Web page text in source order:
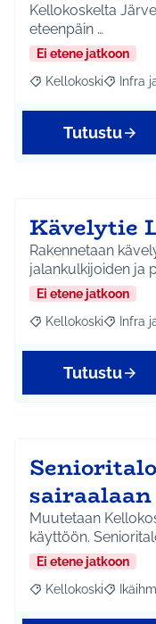
Kellokoskelta
eteenpäin …
Ei etene jatkoon
Rajaa tulokset
Kellokoski Rajaa
Infra
Tutustu
Kävelytie
Rakennetaan
jalankulkijoiden ja
Ei etene jatkoon
Rajaa tulokset
Kellokoski Rajaa
Infra
Tutustu
sairaalaan
Muutetaan
käyttöön.
Ei etene jatkoon
Rajaa tulokset
Kellokoski Rajaa